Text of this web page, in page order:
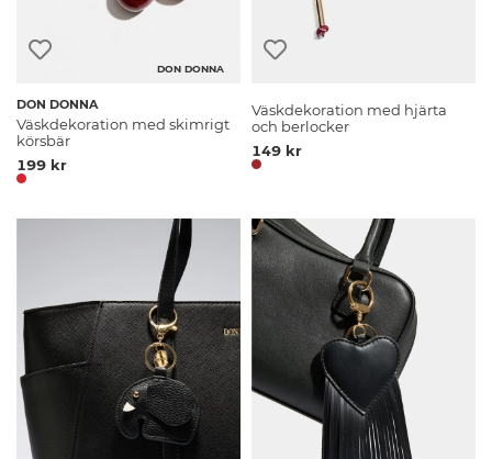
DON DONNA
DON DONNA
Väskdekoration med skimrigt
körsbär
199 kr
Väskdekoration med hjärta
och berlocker
149 kr